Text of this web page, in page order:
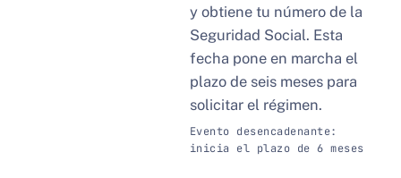
y obtiene tu número de la
Seguridad Social. Esta
fecha pone en marcha el
plazo de seis meses para
solicitar el régimen.
Evento desencadenante:
inicia el plazo de 6 meses